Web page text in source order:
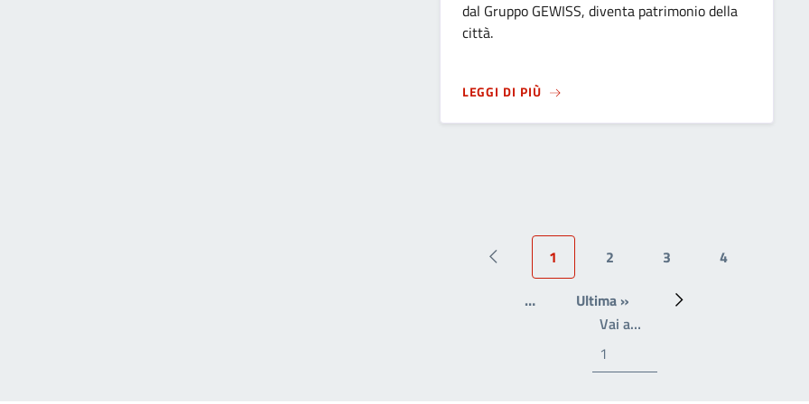
dal Gruppo GEWISS, diventa patrimonio della
città.
LEGGI DI PIÙSU
Pagina precedente
Pagina attuale
1
Page
2
Page
3
Page
4
…
Ultima pagina
Ultima »
Prossima pagina
Vai a…Write the page number